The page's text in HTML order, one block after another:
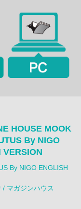
HOUSE MOOK
By NIGO
VERSION
By NIGO ENGLISH
/ マガジンハウス